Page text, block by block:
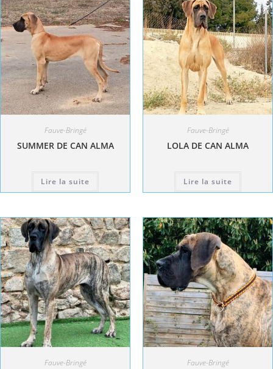
Fauve-Bringé
SUMMER DE CAN ALMA
Lire la suite
Fauve-Bringé
LOLA DE CAN ALMA
Lire la suite
Fauve-Bringé Fauve-Bringé